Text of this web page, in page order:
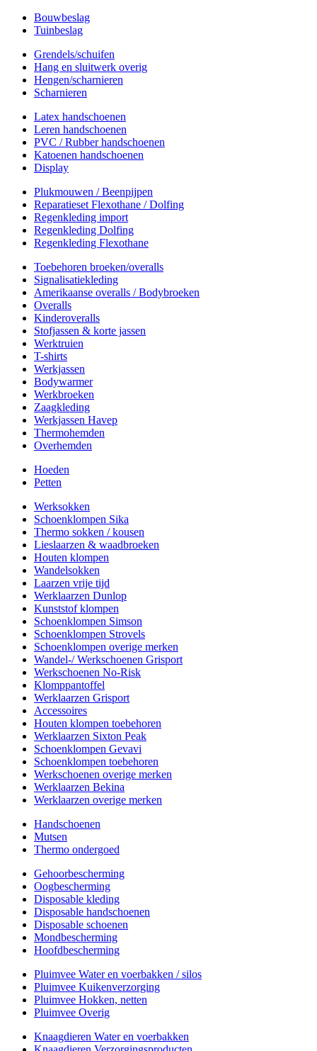
Bouwbeslag
Tuinbeslag
Grendels/schuifen
Hang en sluitwerk overig
Hengen/scharnieren
Scharnieren
Latex handschoenen
Leren handschoenen
PVC / Rubber handschoenen
Katoenen handschoenen
Display
Plukmouwen / Beenpijpen
Reparatieset Flexothane / Dolfing
Regenkleding import
Regenkleding Dolfing
Regenkleding Flexothane
Toebehoren broeken/overalls
Signalisatiekleding
Amerikaanse overalls / Bodybroeken
Overalls
Kinderoveralls
Stofjassen & korte jassen
Werktruien
T-shirts
Werkjassen
Bodywarmer
Werkbroeken
Zaagkleding
Werkjassen Havep
Thermohemden
Overhemden
Hoeden
Petten
Werksokken
Schoenklompen Sika
Thermo sokken / kousen
Lieslaarzen & waadbroeken
Houten klompen
Wandelsokken
Laarzen vrije tijd
Werklaarzen Dunlop
Kunststof klompen
Schoenklompen Simson
Schoenklompen Strovels
Schoenklompen overige merken
Wandel-/ Werkschoenen Grisport
Werkschoenen No-Risk
Klomppantoffel
Werklaarzen Grisport
Accessoires
Houten klompen toebehoren
Werklaarzen Sixton Peak
Schoenklompen Gevavi
Schoenklompen toebehoren
Werkschoenen overige merken
Werklaarzen Bekina
Werklaarzen overige merken
Handschoenen
Mutsen
Thermo ondergoed
Gehoorbescherming
Oogbescherming
Disposable kleding
Disposable handschoenen
Disposable schoenen
Mondbescherming
Hoofdbescherming
Pluimvee Water en voerbakken / silos
Pluimvee Kuikenverzorging
Pluimvee Hokken, netten
Pluimvee Overig
Knaagdieren Water en voerbakken